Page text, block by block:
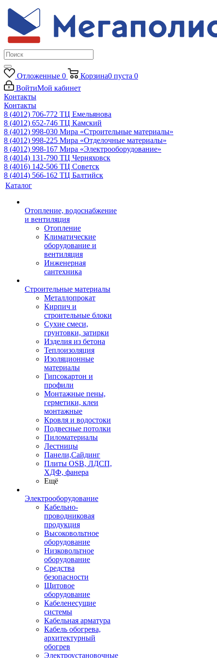
Отложенные 0 Корзина0 пуста 0
ВойтиМой кабинет
Контакты
Контакты
8 (4012) 706-772 ТЦ Емельянова
8 (4012) 652-746 ТЦ Камский
8 (4012) 998-030 Мира «Строительные материалы»
8 (4012) 998-225 Мира «Отделочные материалы»
8 (4012) 998-167 Мира «Электрооборудование»
8 (4014) 131-790 ТЦ Черняховск
8 (4016) 142-506 ТЦ Советск
8 (4014) 566-162 ТЦ Балтийск
Каталог
Отопление, водоснабжение
и вентиляция
Отопление
Климатические
оборудование и
вентиляция
Инженерная
сантехника
Строительные материалы
Металлопрокат
Кирпич и
строительные блоки
Сухие смеси,
грунтовки, затирки
Изделия из бетона
Теплоизоляция
Изоляционные
материалы
Гипсокартон и
профили
Монтажные пены,
герметики, клеи
монтажные
Кровля и водостоки
Подвесные потолки
Пиломатериалы
Лестницы
Панели,Сайдинг
Плиты OSB, ЛДСП,
ХДФ, фанера
Ещё
Электрооборудование
Кабельно-
проводниковая
продукция
Высоковольтное
оборудование
Низковольтное
оборудование
Средства
безопасности
Щитовое
оборудование
Кабеленесущие
системы
Кабельная арматура
Кабель обогрева,
архитектурный
обогрев
Электроустановочные